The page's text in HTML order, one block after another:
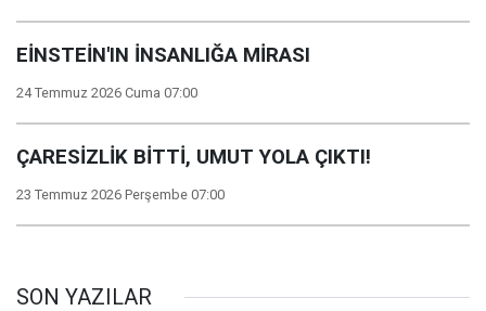
EİNSTEİN'IN İNSANLIĞA MİRASI
24 Temmuz 2026 Cuma 07:00
ÇARESİZLİK BİTTİ, UMUT YOLA ÇIKTI!
23 Temmuz 2026 Perşembe 07:00
SON YAZILAR